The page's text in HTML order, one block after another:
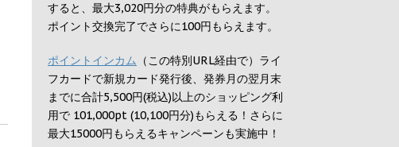
すると、最大3,020円分の特典がもらえます。
ポイント交換完了でさらに100円もらえます。
ポイントインカム （この特別URL経由で）ライ
フカードで新規カード発行後、発券月の翌月末
までに合計5,500円(税込)以上のショッピング利
用で 101,000pt (10,100円分)もらえる！さらに
最大15000円もらえるキャンペーンも実施中！